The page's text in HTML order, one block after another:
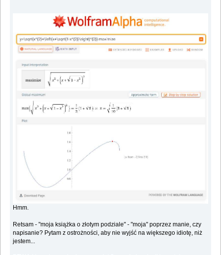
Hmm.
Retsam - "moja książka o złotym podziale" - "moja" poprzez manie, czy
napisanie? Pytam z ostrożności, aby nie wyjść na większego idiotę, niż
jestem...